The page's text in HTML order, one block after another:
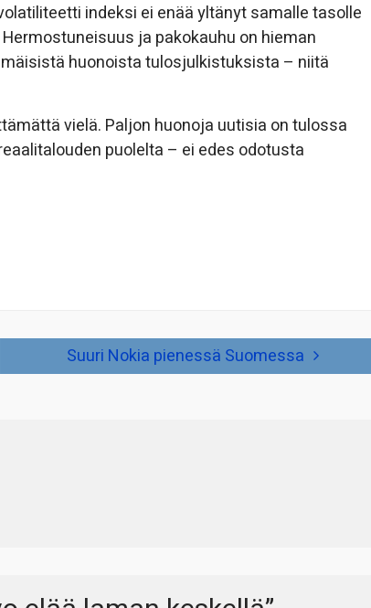
indeksi ei enää yltänyt samalle tasolle
ja pakokauhu on hieman
huonoista tulosjulkistuksista – niitä
vielä. Paljon huonoja uutisia on tulossa
puolelta – ei edes odotusta
Suuri Nokia pienessä Suomessa